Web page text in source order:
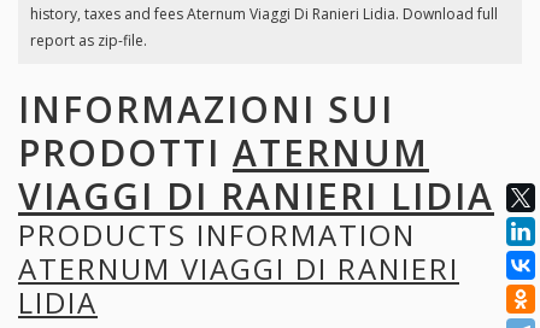
history, taxes and fees Aternum Viaggi Di Ranieri Lidia. Download full
report as zip-file.
INFORMAZIONI SUI
PRODOTTI ATERNUM
VIAGGI DI RANIERI LIDIA
PRODUCTS INFORMATION
ATERNUM VIAGGI DI RANIERI
LIDIA